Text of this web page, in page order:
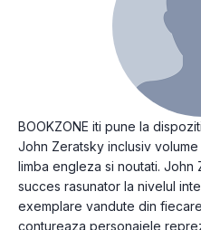
BOOKZONE iti pune la
John Zeratsky inclusiv
limba engleza si noutati.
succes rasunator la nivelul
exemplare vandute din
contureaza personajele